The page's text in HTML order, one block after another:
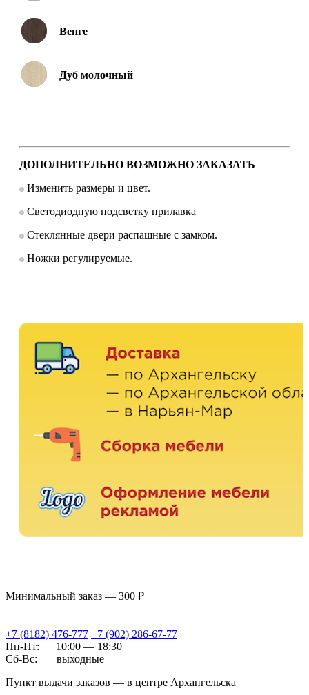
Венге
Дуб молочный
ДОПОЛНИТЕЛЬНО ВОЗМОЖНО ЗАКАЗАТЬ
Изменить размеры и цвет.
Светодиодную подсветку прилавка
Стеклянные двери распашные с замком.
Ножки регулируемые.
Минимальный заказ — 300 ₽
+7 (8182) 476-777 +7 (902) 286-67-77
Пн-Пт:
10:00 — 18:30
Сб-Вс:
выходные
Пункт выдачи заказов — в центре Архангельска